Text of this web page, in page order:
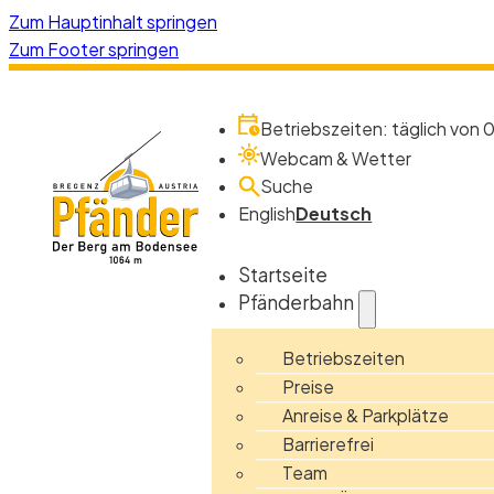
Zum Hauptinhalt springen
Zum Footer springen
Betriebszeiten: täglich von
Webcam & Wetter
Suche
EnglishDeutsch
Startseite
Pfänderbahn
Betriebszeiten
Preise
Anreise & Parkplätze
Barrierefrei
Team